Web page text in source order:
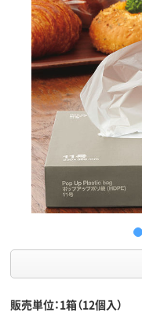
販売単位：1箱（12個入）